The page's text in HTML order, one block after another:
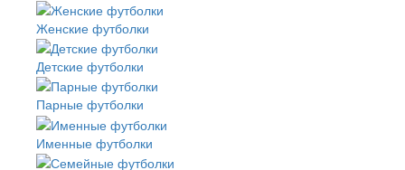
Женские футболки
Детские футболки
Парные футболки
Именные футболки